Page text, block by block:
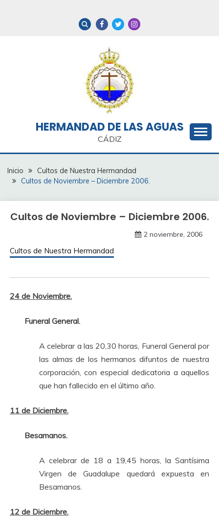
HERMANDAD DE LAS AGUAS
CÁDIZ
Inicio
Cultos de Nuestra Hermandad
Cultos de Noviembre – Diciembre 2006.
Cultos de Noviembre – Diciembre 2006.
2 noviembre, 2006
Cultos de Nuestra Hermandad
24 de Noviembre.
Funeral General.
A celebrar a las 20,30 horas, Funeral General por
las almas de los hermanos difuntos de nuestra
corporación, con especial dedicatoria a aquellos
que han fallecido en el último año.
11 de Diciembre.
Besamanos.
A celebrar de 18 a 19,45 horas, la Santísima
Virgen de Guadalupe quedará expuesta en
Besamanos.
12 de Diciembre.